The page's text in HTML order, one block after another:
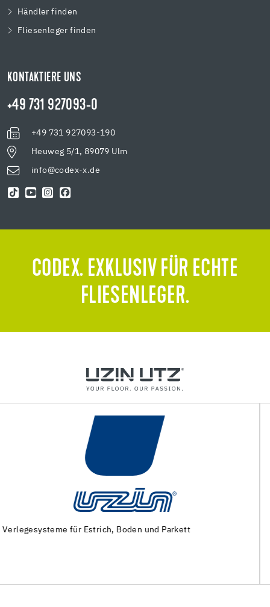
Händler finden
Fliesenleger finden
KONTAKTIERE UNS
+49 731 927093-0
+49 731 927093-190
Heuweg 5/1, 89079 Ulm
info@codex-x.de
CODEX. EXKLUSIV FÜR ECHTE
FLIESENLEGER.
Maschinen und Spezialwerkzeuge zur